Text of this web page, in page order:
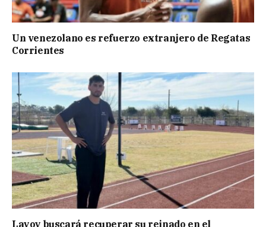
Un venezolano es refuerzo extranjero de Regatas
Corrientes
Layoy buscará recuperar su reinado en el